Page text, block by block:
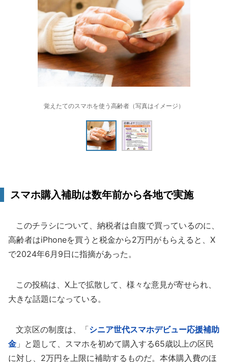
覚えたてのスマホを使う高齢者（写真はイメージ）
スマホ購入補助は数年前から各地で実施
このチラシについて、納税者は自腹で買っているのに、
高齢者はiPhoneを買うと税金から2万円がもらえると、X
で2024年6月9日に指摘があった。
この投稿は、X上で拡散して、様々な意見が寄せられ、
大きな話題になっている。
文京区の制度は、「シニア世代スマホデビュー応援補助
金 」と題して、スマホを初めて購入する65歳以上の区民
に対し、2万円を上限に補助するものだ。本体購入費のほ